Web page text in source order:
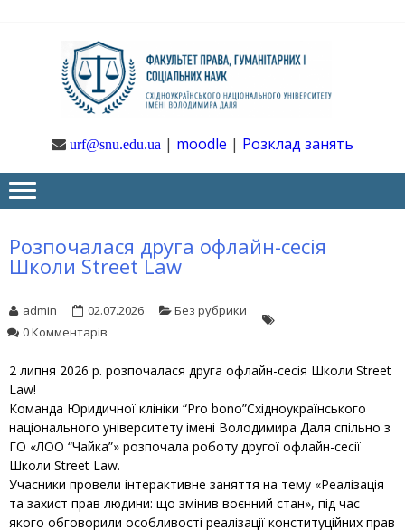
navigation
І
urf@snu.edu.ua | moodle | Розклад занять
Розпочалася друга офлайн-сесія
Школи Street Law
admin 02.07.2026
Без рубрики
0 Комментарів
2 липня 2026 р. розпочалася друга офлайн-сесія Школи Street
Law!
Команда Юридичної клініки “Pro bono”Східноукраїнського
національного університету імені Володимира Даля спільно з
ГО «ЛОО “Чайка”» розпочала роботу другої офлайн-сесії
Школи Street Law.
Учасники провели інтерактивне заняття на тему «Реалізація
та захист прав людини: що змінив воєнний стан», під час
якого обговорили особливості реалізації конституційних прав